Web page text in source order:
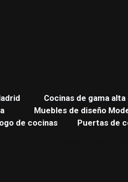
Cocinas de gama alta
Muebles de diseño
de cocinas
Puertas de